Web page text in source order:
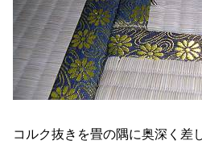
コルク抜きを畳の隅に奥深く差